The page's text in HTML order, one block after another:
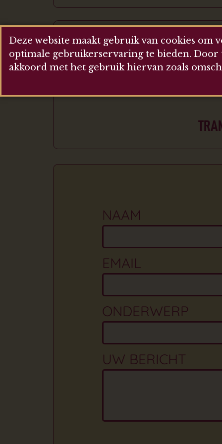
JE KAN NAAR DE
DIT ZIJN
NAAM
EMAIL
ONDERWERP
UW BERICHT
Deze website maakt gebruik van cookies
optimale gebruikerservaring te bieden. Door
akkoord met het gebruik hiervan zoals